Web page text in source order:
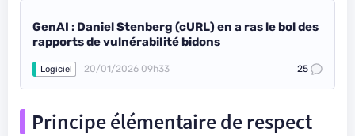
GenAI : Daniel Stenberg (cURL) en a ras le bol des
rapports de vulnérabilité bidons
Logiciel 20/01/2026 09h33 25
Principe élémentaire de respect